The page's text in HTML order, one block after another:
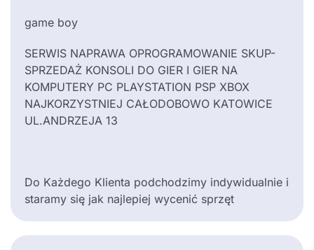
game boy
SERWIS NAPRAWA OPROGRAMOWANIE SKUP-
SPRZEDAŻ KONSOLI DO GIER I GIER NA
KOMPUTERY PC PLAYSTATION PSP XBOX
NAJKORZYSTNIEJ CAŁODOBOWO KATOWICE
UL.ANDRZEJA 13
Do Każdego Klienta podchodzimy indywidualnie i
staramy się jak najlepiej wycenić sprzęt